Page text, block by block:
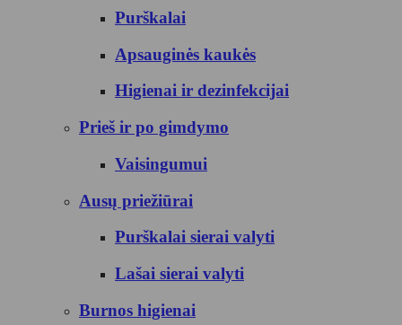
Purškalai
Apsauginės kaukės
Higienai ir dezinfekcijai
Prieš ir po gimdymo
Vaisingumui
Ausų priežiūrai
Purškalai sierai valyti
Lašai sierai valyti
Burnos higienai